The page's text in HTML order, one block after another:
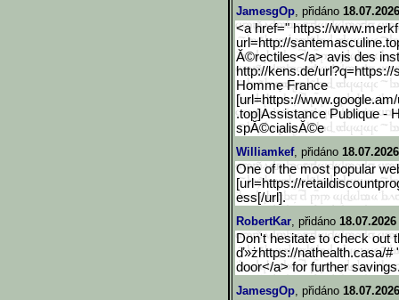
JamesgOp, přidáno
<a href=" https://
url=http://santemasculine.to
Ă©rectiles</a> avis des
http://kens.de/url?q=https://
Homme France
[url=https://www.google.a
.top]Assistance Publique -
spĂ©cialisĂ©e
Williamkef, přidáno
One of the most popular
[url=https://retaildiscountpro
ess[/url].
RobertKar, přidáno
Don't hesitate to check out
ď»żhttps://nathealth.casa/#
door</a> for further
JamesgOp, přidáno